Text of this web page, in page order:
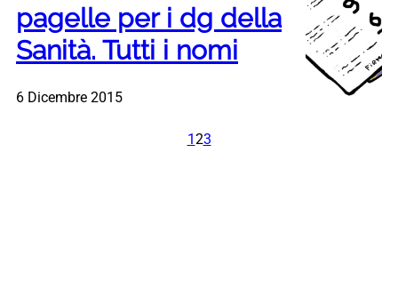
pagelle per i dg della
Sanità. Tutti i nomi
6 Dicembre 2015
1 23